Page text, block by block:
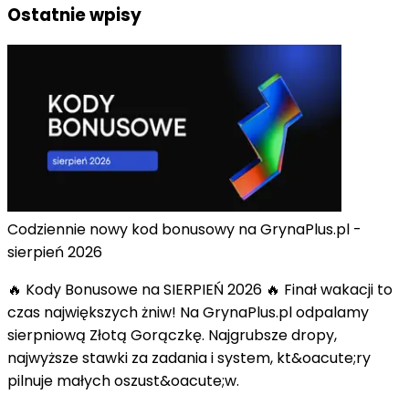
Ostatnie wpisy
Codziennie nowy kod bonusowy na GrynaPlus.pl -
sierpień 2026
🔥 Kody Bonusowe na SIERPIEŃ 2026 🔥 Finał wakacji to
czas największych żniw! Na GrynaPlus.pl odpalamy
sierpniową Złotą Gorączkę. Najgrubsze dropy,
najwyższe stawki za zadania i system, kt&oacute;ry
pilnuje małych oszust&oacute;w.